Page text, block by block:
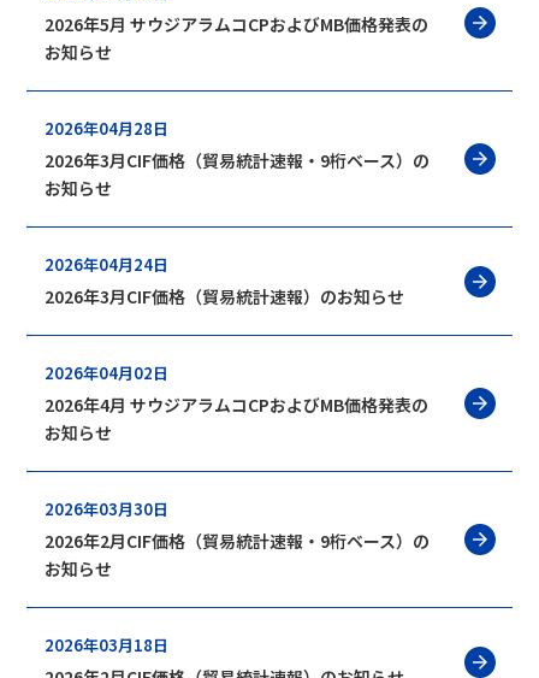
2026年5月 サウジアラムコCPおよびMB価格発表の
お知らせ
2026年04月28日
2026年3月CIF価格（貿易統計速報・9桁ベース）の
お知らせ
2026年04月24日
2026年3月CIF価格（貿易統計速報）のお知らせ
2026年04月02日
2026年4月 サウジアラムコCPおよびMB価格発表の
お知らせ
2026年03月30日
2026年2月CIF価格（貿易統計速報・9桁ベース）の
お知らせ
2026年03月18日